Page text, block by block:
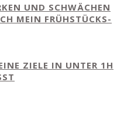
UND SCHWÄCHEN
MEIN FRÜHSTÜCKS-
ZIELE IN UNTER 1H